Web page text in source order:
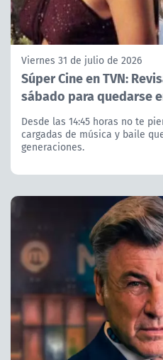
Viernes 31 de julio de 2026
Súper Cine en TVN:
sábado para quedarse
Desde las 14:45 horas no te
cargadas de música y baile
generaciones.